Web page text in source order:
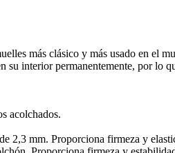
más clásico y más usado en el
interior permanentemente, por lo
acolchados.
2,3 mm. Proporciona firmeza y